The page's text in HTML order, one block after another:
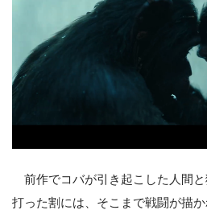
前作でコバが引き起こした人間
打った割には、そこまで戦闘が描